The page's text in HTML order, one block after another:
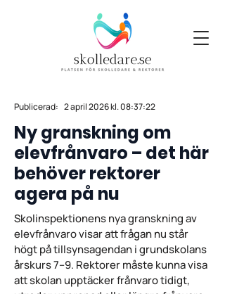
Publicerad: 2 april 2026 kl. 08:37:22
Ny granskning om
elevfrånvaro – det här
behöver rektorer
agera på nu
Skolinspektionens nya granskning av
elevfrånvaro visar att frågan nu står
högt på tillsynsagendan i grundskolans
årskurs 7–9. Rektorer måste kunna visa
att skolan upptäcker frånvaro tidigt,